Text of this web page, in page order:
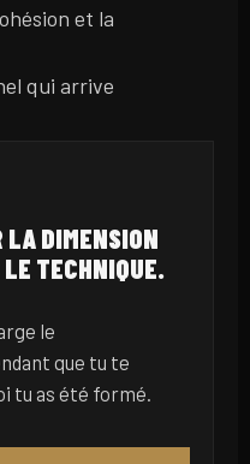
et la
qui arrive
LA DIMENSION
TECHNIQUE.
le
que tu te
tu as été formé.